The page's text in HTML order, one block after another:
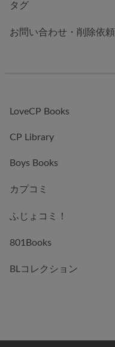
タグ
お問い合わせ・削除依頼
LoveCP Books
CP Library
Boys Books
カプコミ
ふじょコミ！
801Books
BLコレクション